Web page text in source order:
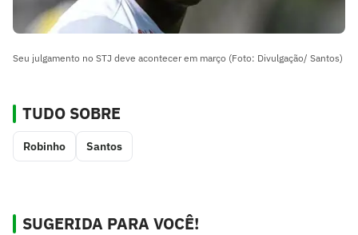
Seu julgamento no STJ deve acontecer em março (Foto: Divulgação/ Santos)
TUDO SOBRE
Robinho Santos
SUGERIDA PARA VOCÊ!